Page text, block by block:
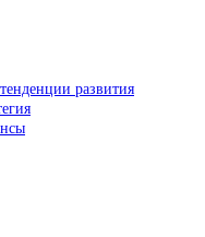
развития